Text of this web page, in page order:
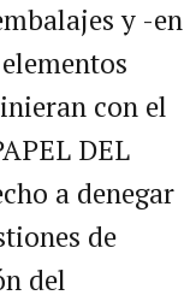
y -en
con el
DEL
a denegar
de
del